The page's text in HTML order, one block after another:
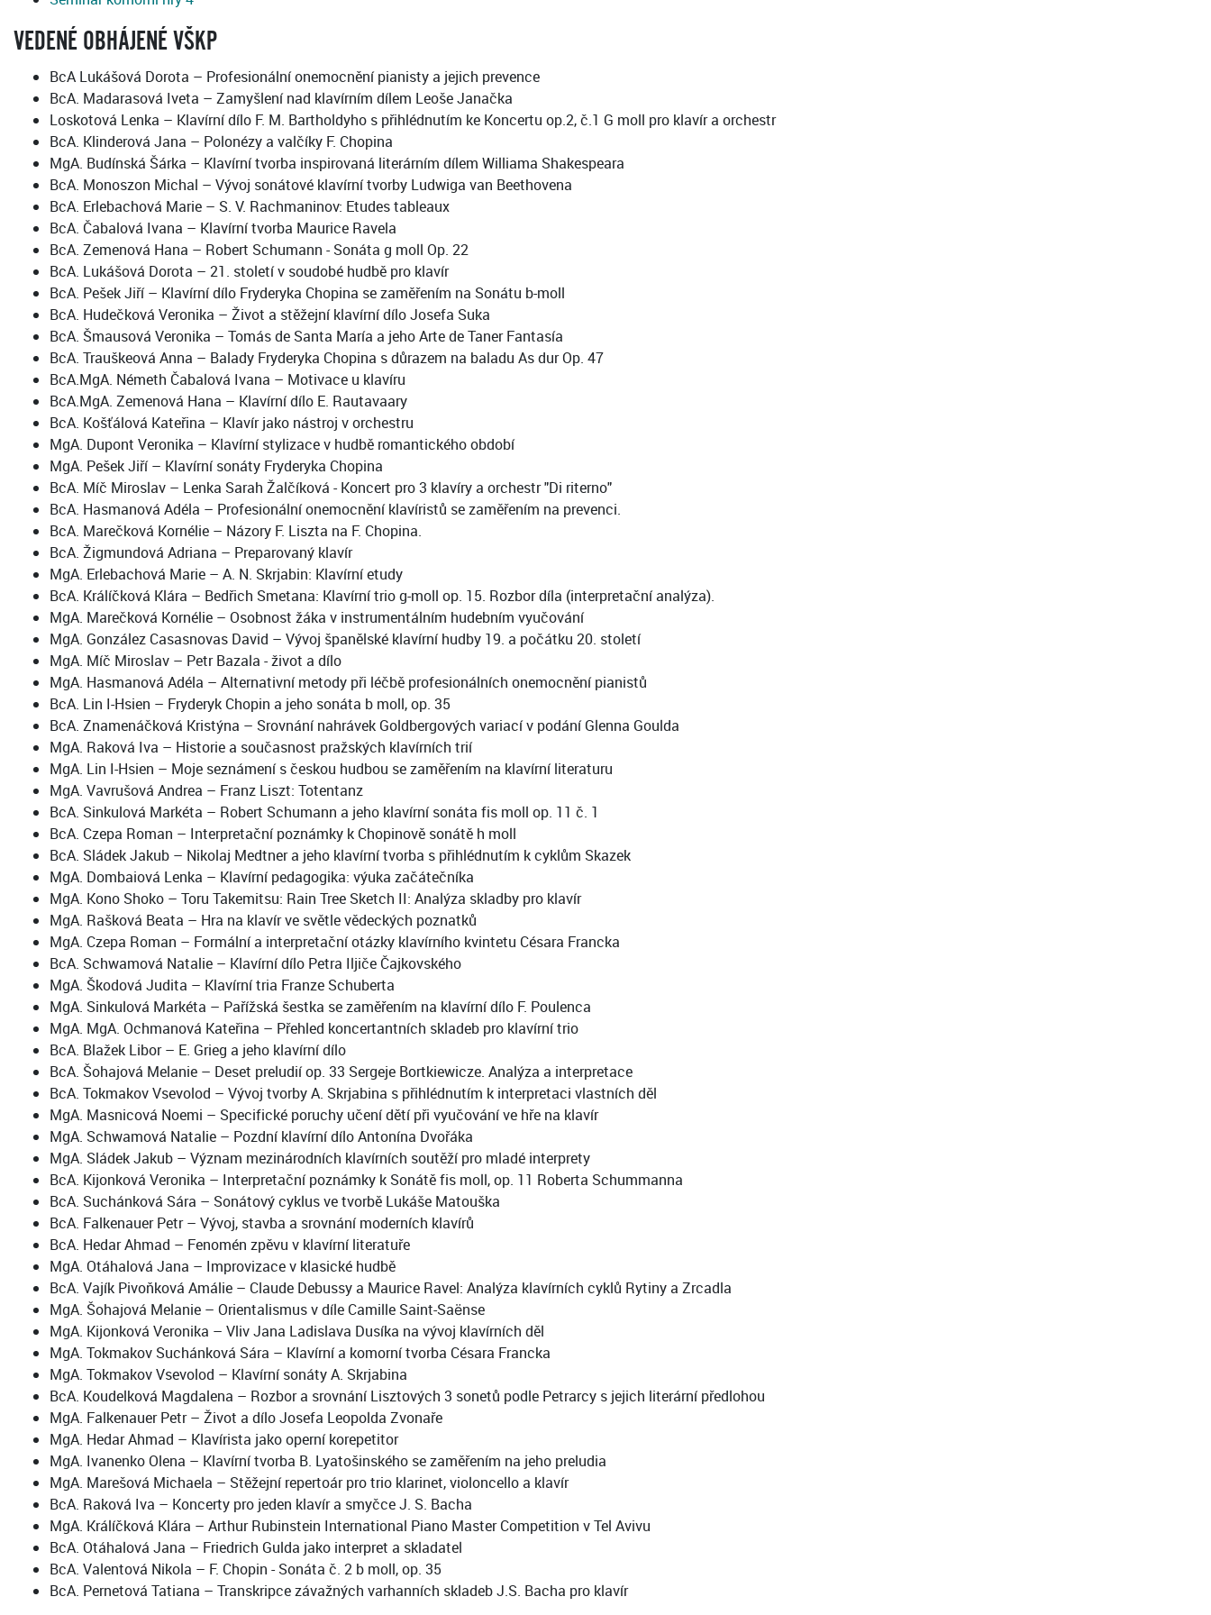
VEDENÉ OBHÁJENÉ VŠKP
BcA Lukášová Dorota – Profesionální onemocnění pianisty a jejich prevence
BcA. Madarasová Iveta – Zamyšlení nad klavírním dílem Leoše Janačka
Loskotová Lenka – Klavírní dílo F. M. Bartholdyho s přihlédnutím ke Koncertu op.2, č.1 G moll pro klavír a orchestr
BcA. Klinderová Jana – Polonézy a valčíky F. Chopina
MgA. Budínská Šárka – Klavírní tvorba inspirovaná literárním dílem Williama Shakespeara
BcA. Monoszon Michal – Vývoj sonátové klavírní tvorby Ludwiga van Beethovena
BcA. Erlebachová Marie – S. V. Rachmaninov: Etudes tableaux
BcA. Čabalová Ivana – Klavírní tvorba Maurice Ravela
BcA. Zemenová Hana – Robert Schumann - Sonáta g moll Op. 22
BcA. Lukášová Dorota – 21. století v soudobé hudbě pro klavír
BcA. Pešek Jiří – Klavírní dílo Fryderyka Chopina se zaměřením na Sonátu b-moll
BcA. Hudečková Veronika – Život a stěžejní klavírní dílo Josefa Suka
BcA. Šmausová Veronika – Tomás de Santa María a jeho Arte de Taner Fantasía
BcA. Trauškeová Anna – Balady Fryderyka Chopina s důrazem na baladu As dur Op. 47
BcA.MgA. Németh Čabalová Ivana – Motivace u klavíru
BcA.MgA. Zemenová Hana – Klavírní dílo E. Rautavaary
BcA. Košťálová Kateřina – Klavír jako nástroj v orchestru
MgA. Dupont Veronika – Klavírní stylizace v hudbě romantického období
MgA. Pešek Jiří – Klavírní sonáty Fryderyka Chopina
BcA. Míč Miroslav – Lenka Sarah Žalčíková - Koncert pro 3 klavíry a orchestr "Di riterno"
BcA. Hasmanová Adéla – Profesionální onemocnění klavíristů se zaměřením na prevenci.
BcA. Marečková Kornélie – Názory F. Liszta na F. Chopina.
BcA. Žigmundová Adriana – Preparovaný klavír
MgA. Erlebachová Marie – A. N. Skrjabin: Klavírní etudy
BcA. Králíčková Klára – Bedřich Smetana: Klavírní trio g-moll op. 15. Rozbor díla (interpretační analýza).
MgA. Marečková Kornélie – Osobnost žáka v instrumentálním hudebním vyučování
MgA. González Casasnovas David – Vývoj španělské klavírní hudby 19. a počátku 20. století
MgA. Míč Miroslav – Petr Bazala - život a dílo
MgA. Hasmanová Adéla – Alternativní metody při léčbě profesionálních onemocnění pianistů
BcA. Lin I-Hsien – Fryderyk Chopin a jeho sonáta b moll, op. 35
BcA. Znamenáčková Kristýna – Srovnání nahrávek Goldbergových variací v podání Glenna Goulda
MgA. Raková Iva – Historie a současnost pražských klavírních trií
MgA. Lin I-Hsien – Moje seznámení s českou hudbou se zaměřením na klavírní literaturu
MgA. Vavrušová Andrea – Franz Liszt: Totentanz
BcA. Sinkulová Markéta – Robert Schumann a jeho klavírní sonáta fis moll op. 11 č. 1
BcA. Czepa Roman – Interpretační poznámky k Chopinově sonátě h moll
BcA. Sládek Jakub – Nikolaj Medtner a jeho klavírní tvorba s přihlédnutím k cyklům Skazek
MgA. Dombaiová Lenka – Klavírní pedagogika: výuka začátečníka
MgA. Kono Shoko – Toru Takemitsu: Rain Tree Sketch II: Analýza skladby pro klavír
MgA. Rašková Beata – Hra na klavír ve světle vědeckých poznatků
MgA. Czepa Roman – Formální a interpretační otázky klavírního kvintetu Césara Francka
BcA. Schwamová Natalie – Klavírní dílo Petra Iljiče Čajkovského
MgA. Škodová Judita – Klavírní tria Franze Schuberta
MgA. Sinkulová Markéta – Pařížská šestka se zaměřením na klavírní dílo F. Poulenca
MgA. MgA. Ochmanová Kateřina – Přehled koncertantních skladeb pro klavírní trio
BcA. Blažek Libor – E. Grieg a jeho klavírní dílo
BcA. Šohajová Melanie – Deset preludií op. 33 Sergeje Bortkiewicze. Analýza a interpretace
BcA. Tokmakov Vsevolod – Vývoj tvorby A. Skrjabina s přihlédnutím k interpretaci vlastních děl
MgA. Masnicová Noemi – Specifické poruchy učení dětí při vyučování ve hře na klavír
MgA. Schwamová Natalie – Pozdní klavírní dílo Antonína Dvořáka
MgA. Sládek Jakub – Význam mezinárodních klavírních soutěží pro mladé interprety
BcA. Kijonková Veronika – Interpretační poznámky k Sonátě fis moll, op. 11 Roberta Schummanna
BcA. Suchánková Sára – Sonátový cyklus ve tvorbě Lukáše Matouška
BcA. Falkenauer Petr – Vývoj, stavba a srovnání moderních klavírů
BcA. Hedar Ahmad – Fenomén zpěvu v klavírní literatuře
MgA. Otáhalová Jana – Improvizace v klasické hudbě
BcA. Vajík Pivoňková Amálie – Claude Debussy a Maurice Ravel: Analýza klavírních cyklů Rytiny a Zrcadla
MgA. Šohajová Melanie – Orientalismus v díle Camille Saint-Saënse
MgA. Kijonková Veronika – Vliv Jana Ladislava Dusíka na vývoj klavírních děl
MgA. Tokmakov Suchánková Sára – Klavírní a komorní tvorba Césara Francka
MgA. Tokmakov Vsevolod – Klavírní sonáty A. Skrjabina
BcA. Koudelková Magdalena – Rozbor a srovnání Lisztových 3 sonetů podle Petrarcy s jejich literární předlohou
MgA. Falkenauer Petr – Život a dílo Josefa Leopolda Zvonaře
MgA. Hedar Ahmad – Klavírista jako operní korepetitor
MgA. Ivanenko Olena – Klavírní tvorba B. Lyatošinského se zaměřením na jeho preludia
MgA. Marešová Michaela – Stěžejní repertoár pro trio klarinet, violoncello a klavír
BcA. Raková Iva – Koncerty pro jeden klavír a smyčce J. S. Bacha
MgA. Králíčková Klára – Arthur Rubinstein International Piano Master Competition v Tel Avivu
BcA. Otáhalová Jana – Friedrich Gulda jako interpret a skladatel
BcA. Valentová Nikola – F. Chopin - Sonáta č. 2 b moll, op. 35
BcA. Pernetová Tatiana – Transkripce závažných varhanních skladeb J.S. Bacha pro klavír